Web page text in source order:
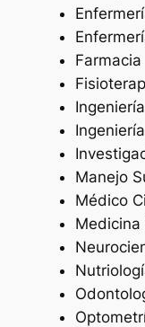
Farmacia
Manejo
Médico
Medicina